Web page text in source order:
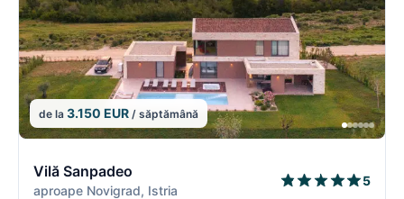
de la 3.150 EUR / săptămână
Vilă Sanpadeo
aproape Novigrad, Istria
5